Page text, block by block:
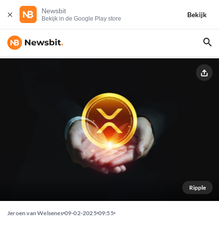
Newsbit
Bekijk in de Google Play store
Bekijk
Ripple
Jeroen van Welsenes 09-02-2025 09:55